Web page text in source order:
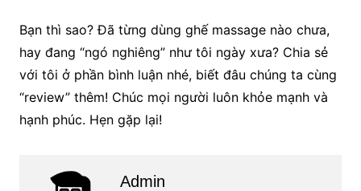
Bạn thì sao? Đã từng dùng ghế massage nào chưa,
hay đang “ngó nghiêng” như tôi ngày xưa? Chia sẻ
với tôi ở phần bình luận nhé, biết đâu chúng ta cùng
“review” thêm! Chúc mọi người luôn khỏe mạnh và
hạnh phúc. Hẹn gặp lại!
Admin